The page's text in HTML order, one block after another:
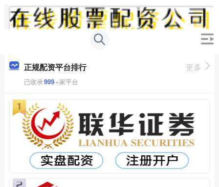
正规配资平台排行
已收录999+家平台
更多